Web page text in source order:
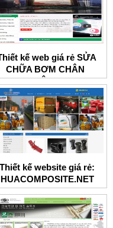
kế web giá rẻ SỬA
CHỮA BƠM CHÂN
KHÔNG
Thiết kế website giá rẻ: